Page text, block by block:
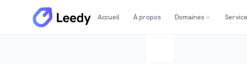
Accueil À propos Domaines